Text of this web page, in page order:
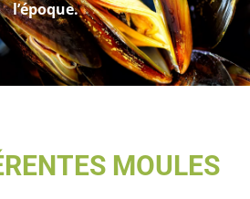
l’époque.
MOULES